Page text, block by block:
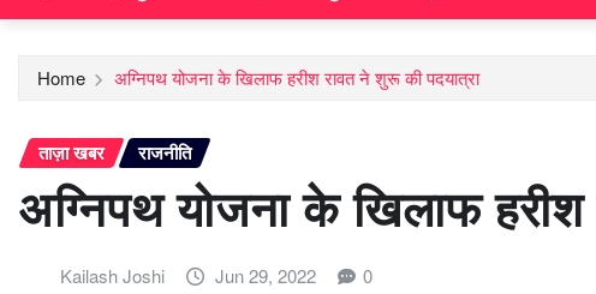
Home अग्निपथ योजना के खिलाफ हरीश रावत ने शुरू की पदयात्रा
ताज़ा खबर राजनीति
अग्निपथ योजना के खिलाफ
Kailash Joshi Jun 29, 2022 0